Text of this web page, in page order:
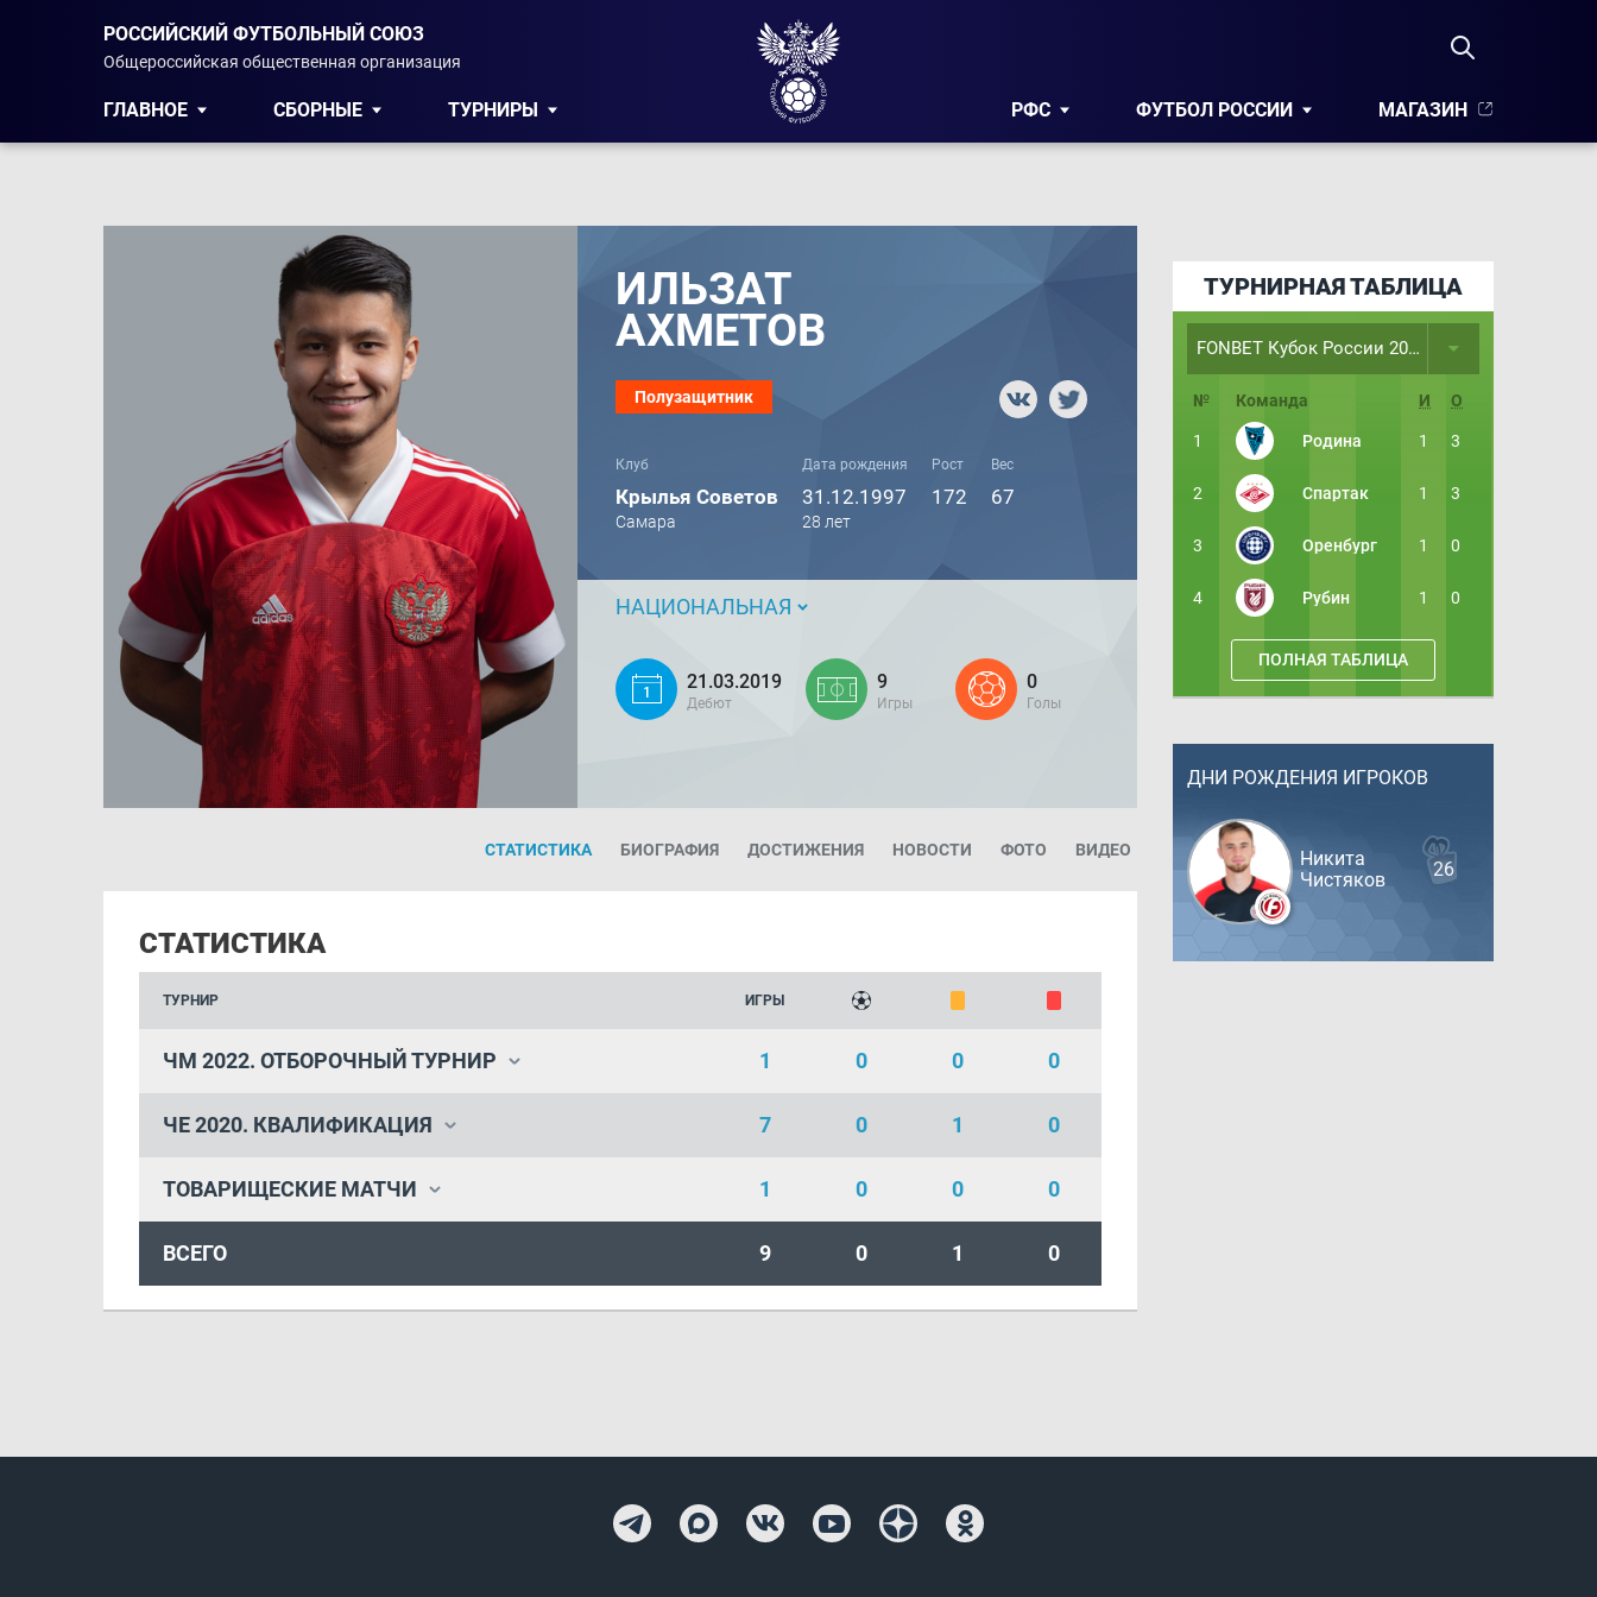
РОССИЙСКИЙ ФУТБОЛЬНЫЙ СОЮЗ
Общероссийская общественная организация
ГЛАВНОЕ СБОРНЫЕ ТУРНИРЫ РФС ФУТБОЛ РОССИИ МАГАЗИН
ИЛЬЗАТ
АХМЕТОВ
Полузащитник
Клуб
Крылья Советов
Самара
Дата рождения
31.12.1997
28 лет
Рост
172
Вес
67
НАЦИОНАЛЬНАЯ
21.03.2019
Дебют
9
Игры
0
Голы
СТАТИСТИКА БИОГРАФИЯ ДОСТИЖЕНИЯ НОВОСТИ ФОТО ВИДЕО
СТАТИСТИКА
ТУРНИР ИГРЫ
ЧМ 2022. ОТБОРОЧНЫЙ ТУРНИР 1 0 0 0
ЧЕ 2020. КВАЛИФИКАЦИЯ 7 0 1 0
ТОВАРИЩЕСКИЕ МАТЧИ 1 0 0 0
ВСЕГО 9 0 1 0
ТУРНИРНАЯ ТАБЛИЦА
FONBET Кубок России 2026/2027. Путь РПЛ. Группа А
№ Команда И О
1 Родина 1 3
2 Спартак 1 3
3 Оренбург 1 0
4 Рубин 1 0
ПОЛНАЯ ТАБЛИЦА
ДНИ РОЖДЕНИЯ ИГРОКОВ
Никита
Чистяков
26